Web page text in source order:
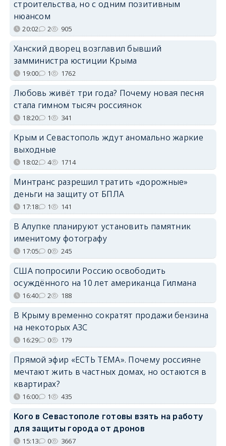
строительства, но с одним позитивным
нюансом
20:02 2 905
Ханский дворец возглавил бывший
замминистра юстиции Крыма
19:00 1 1762
Любовь живёт три года? Почему новая песня
стала гимном тысяч россиянок
18:20 1 341
Крым и Севастополь ждут аномально жаркие
выходные
18:02 4 1714
Минтранс разрешил тратить «дорожные»
деньги на защиту от БПЛА
17:18 1 141
В Алупке планируют установить памятник
именитому фотографу
17:05 0 245
США попросили Россию освободить
осуждённого на 10 лет американца Гилмана
16:40 2 188
В Крыму временно сократят продажи бензина
на некоторых АЗС
16:29 0 179
Прямой эфир «ЕСТЬ ТЕМА». Почему россияне
мечтают жить в частных домах, но остаются в
квартирах?
16:00 1 435
Кого в Севастополе готовы взять на работу
для защиты города от дронов
15:13 0 3667